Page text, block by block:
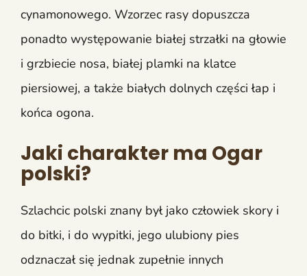
cynamonowego. Wzorzec rasy dopuszcza
ponadto występowanie białej strzałki na głowie
i grzbiecie nosa, białej plamki na klatce
piersiowej, a także białych dolnych części łap i
końca ogona.
Jaki charakter ma Ogar
polski?
Szlachcic polski znany był jako człowiek skory i
do bitki, i do wypitki, jego ulubiony pies
odznaczał się jednak zupełnie innych